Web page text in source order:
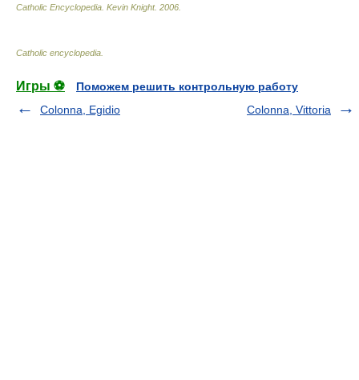
Catholic Encyclopedia Kevin Knight. 2006
Catholic encyclopedia
Игры ⚽
Поможем решить контрольную работу
Colonna, Egidio
Colonna, Vittoria